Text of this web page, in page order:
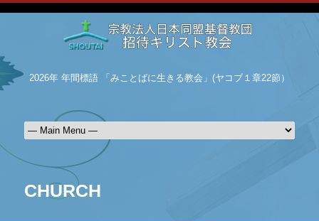
2026年 年間標語 「みことばに生きる教会」(ヤコブ１章22節）
CHURCH